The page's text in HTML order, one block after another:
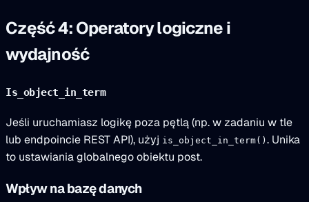
Część 4: Operatory logiczne i
wydajność
Is_object_in_term
Jeśli uruchamiasz logikę poza pętlą (np. w zadaniu w tle
lub endpoincie REST API), użyj is_object_in_term() . Unika
to ustawiania globalnego obiektu post.
Wpływ na bazę danych